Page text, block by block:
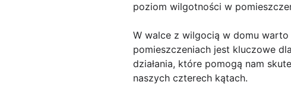
poziom wilgotności w
W walce z wilgocią w domu
pomieszczeniach jest kluczowe
działania, które pomogą nam
naszych czterech kątach.